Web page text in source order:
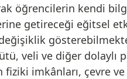
öğrencilerin kendi
getireceği eğitsel
veli ve diğer dolaylı
imkânları, çevre